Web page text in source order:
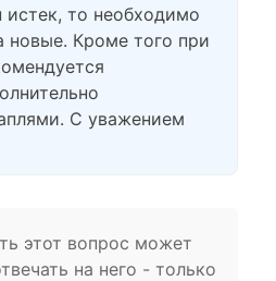
истек, то необходимо
новые. Кроме того при
С уважением
этот вопрос может
на него - только